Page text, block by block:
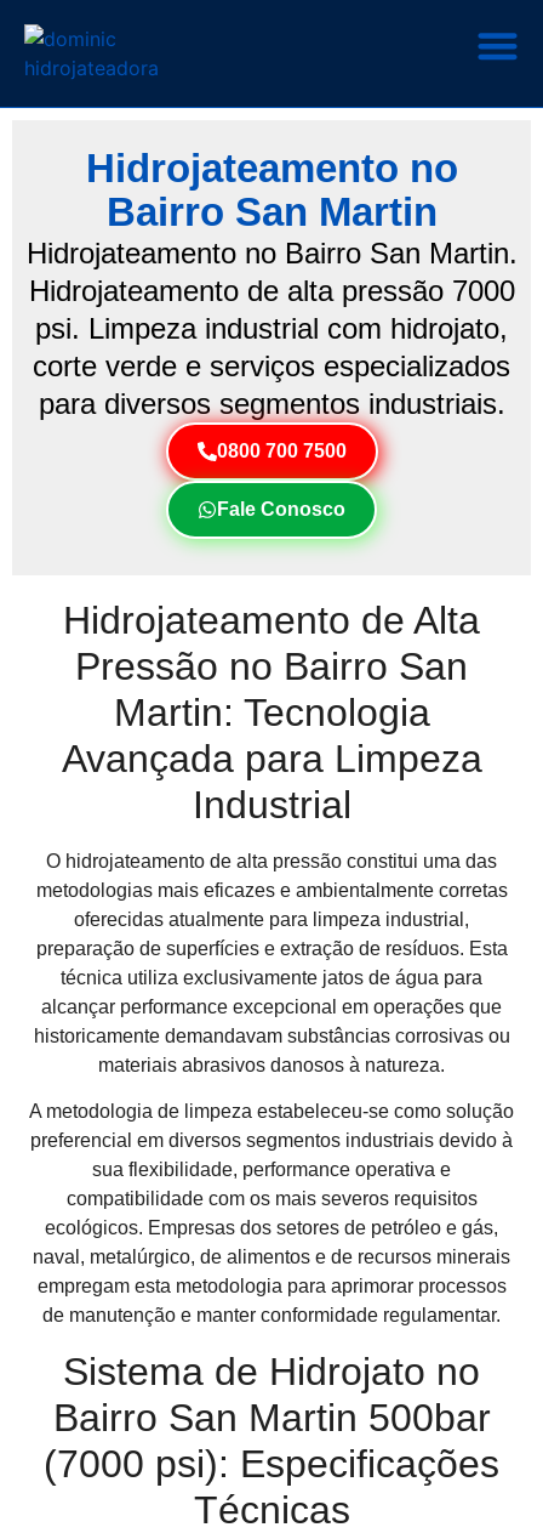
Hidrojateamento no
Bairro San Martin
Hidrojateamento no Bairro San Martin.
Hidrojateamento de alta pressão 7000
psi. Limpeza industrial com hidrojato,
corte verde e serviços especializados
para diversos segmentos industriais.
0800 700 7500
Fale Conosco
Hidrojateamento de Alta
Pressão no Bairro San
Martin: Tecnologia
Avançada para Limpeza
Industrial
O hidrojateamento de alta pressão constitui uma das
metodologias mais eficazes e ambientalmente corretas
oferecidas atualmente para limpeza industrial,
preparação de superfícies e extração de resíduos. Esta
técnica utiliza exclusivamente jatos de água para
alcançar performance excepcional em operações que
historicamente demandavam substâncias corrosivas ou
materiais abrasivos danosos à natureza.
A metodologia de limpeza estabeleceu-se como solução
preferencial em diversos segmentos industriais devido à
sua flexibilidade, performance operativa e
compatibilidade com os mais severos requisitos
ecológicos. Empresas dos setores de petróleo e gás,
naval, metalúrgico, de alimentos e de recursos minerais
empregam esta metodologia para aprimorar processos
de manutenção e manter conformidade regulamentar.
Sistema de Hidrojato no
Bairro San Martin 500bar
(7000 psi): Especificações
Técnicas